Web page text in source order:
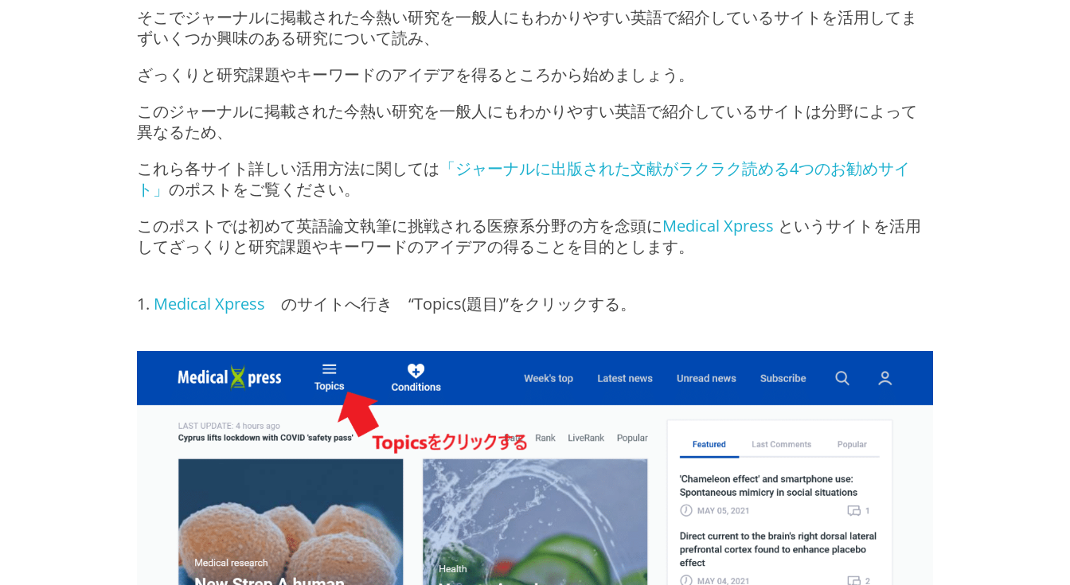
そこでジャーナルに掲載された今熱い研究を一般人にもわかりやすい英語で紹介しているサイトを活用してま
ずいくつか興味のある研究について読み、
ざっくりと研究課題やキーワードのアイデアを得るところから始めましょう。
このジャーナルに掲載された今熱い研究を一般人にもわかりやすい英語で紹介しているサイトは分野によって
異なるため、
これら各サイト詳しい活用方法に関しては 「ジャーナルに出版された文献がラクラク読める4つのお勧めサイ
ト」のポストをご覧ください。
このポストでは初めて英語論文執筆に挑戦される医療系分野の方を念頭にMedical Xpress というサイトを活用
してざっくりと研究課題やキーワードのアイデアの得ることを目的とします。
Medical Xpress のサイトへ行き “Topics(題目)”をクリックする。